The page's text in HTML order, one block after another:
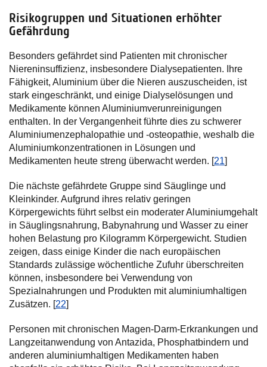
Risikogruppen und Situationen erhöhter
Gefährdung
Besonders gefährdet sind Patienten mit chronischer
Niereninsuffizienz, insbesondere Dialysepatienten. Ihre
Fähigkeit, Aluminium über die Nieren auszuscheiden, ist
stark eingeschränkt, und einige Dialyselösungen und
Medikamente können Aluminiumverunreinigungen
enthalten. In der Vergangenheit führte dies zu schwerer
Aluminiumenzephalopathie und -osteopathie, weshalb die
Aluminiumkonzentrationen in Lösungen und
Medikamenten heute streng überwacht werden. [21]
Die nächste gefährdete Gruppe sind Säuglinge und
Kleinkinder. Aufgrund ihres relativ geringen
Körpergewichts führt selbst ein moderater Aluminiumgehalt
in Säuglingsnahrung, Babynahrung und Wasser zu einer
hohen Belastung pro Kilogramm Körpergewicht. Studien
zeigen, dass einige Kinder die nach europäischen
Standards zulässige wöchentliche Zufuhr überschreiten
können, insbesondere bei Verwendung von
Spezialnahrungen und Produkten mit aluminiumhaltigen
Zusätzen. [22]
Personen mit chronischen Magen-Darm-Erkrankungen und
Langzeitanwendung von Antazida, Phosphatbindern und
anderen aluminiumhaltigen Medikamenten haben